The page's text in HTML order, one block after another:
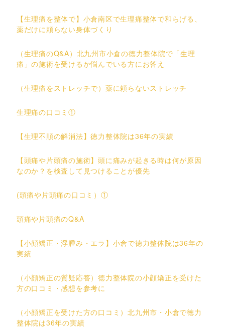
【生理痛を整体で】小倉南区で生理痛整体で和らげる、
薬だけに頼らない身体づくり
（生理痛のQ&A）北九州市小倉の徳力整体院で「生理
痛」の施術を受けるか悩んでいる方にお答え
（生理痛をストレッチで）薬に頼らないストレッチ
生理痛の口コミ①
【生理不順の解消法】徳力整体院は36年の実績
【頭痛や片頭痛の施術】頭に痛みが起きる時は何が原因
なのか？を検査して見つけることが優先
(頭痛や片頭痛の口コミ）①
頭痛や片頭痛のQ&A
【小顔矯正・浮腫み・エラ】小倉で徳力整体院は36年の
実績
（小顔矯正の質疑応答）徳力整体院の小顔矯正を受けた
方の口コミ・感想を参考に
（小顔矯正を受けた方の口コミ）北九州市・小倉で徳力
整体院は36年の実績